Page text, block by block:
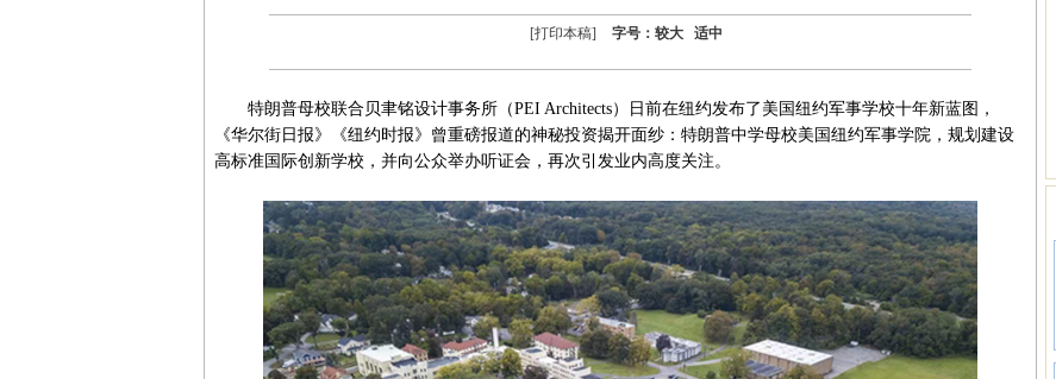
[打印本稿] 字号： 较大 适中
特朗普母校联合贝聿铭设计事务所（PEI Architects）日前在纽约发布了美国纽约军事学校十年新蓝图，
《华尔街日报》《纽约时报》曾重磅报道的神秘投资揭开面纱：特朗普中学母校美国纽约军事学院，规划建设
高标准国际创新学校，并向公众举办听证会，再次引发业内高度关注。